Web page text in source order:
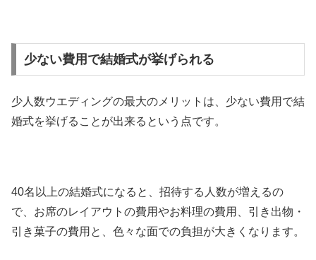
少ない費用で結婚式が挙げられる
少人数ウエディングの最大のメリットは、少ない費用で結
婚式を挙げることが出来るという点です。
40名以上の結婚式になると、招待する人数が増えるの
で、お席のレイアウトの費用やお料理の費用、引き出物・
引き菓子の費用と、色々な面での負担が大きくなります。